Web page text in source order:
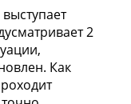
2
Как